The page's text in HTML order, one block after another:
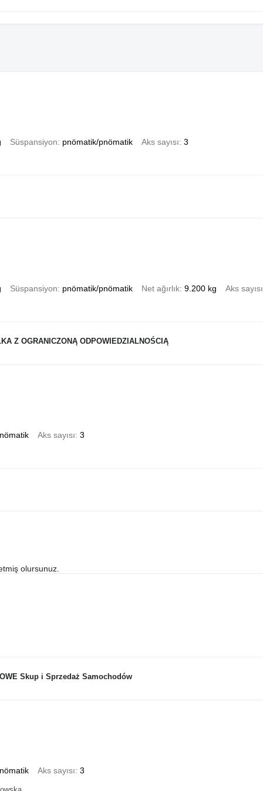
Süspansiyon pnömatik/pnömatik Aks sayısı 3
Süspansiyon pnömatik/pnömatik Net ağırlık 9.200 kg Aks sayısı
Z OGRANICZONĄ ODPOWIEDZIALNOŚCIĄ
Aks sayısı 3
olursunuz.
Skup i Sprzedaż Samochodów
Aks sayısı 3